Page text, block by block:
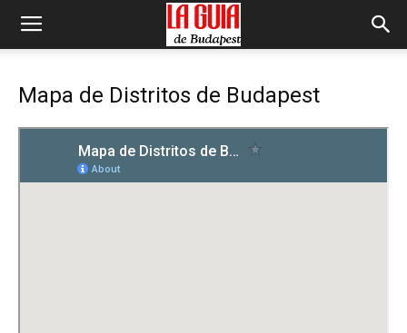
Mapa de Distritos de Budapest